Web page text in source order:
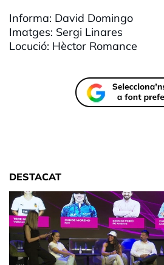
Informa: David Domingo
Imatges: Sergi Linares
Locució: Hèctor Romance
DESTACAT